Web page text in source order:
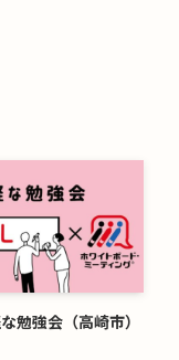
勉強会（高崎市）